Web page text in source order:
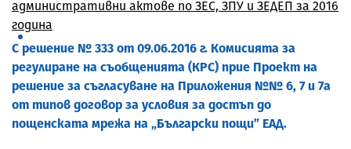
административни актове по ЗЕС, ЗПУ и ЗЕДЕП за 2016
година
С решение № 333 от 09.06.2016 г. Комисията за
регулиране на съобщенията (КРС) прие Проект на
решение за съгласуване на Приложения №№ 6, 7 и 7а
от типов договор за условия за достъп до
пощенската мрежа на „Български пощи” ЕАД.